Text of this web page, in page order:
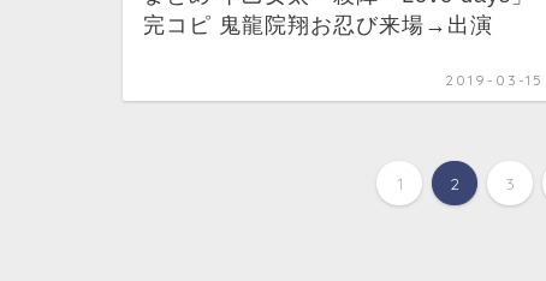
完コピ 鬼龍院翔お忍び来場→出演
2019-03-15
1 2 3